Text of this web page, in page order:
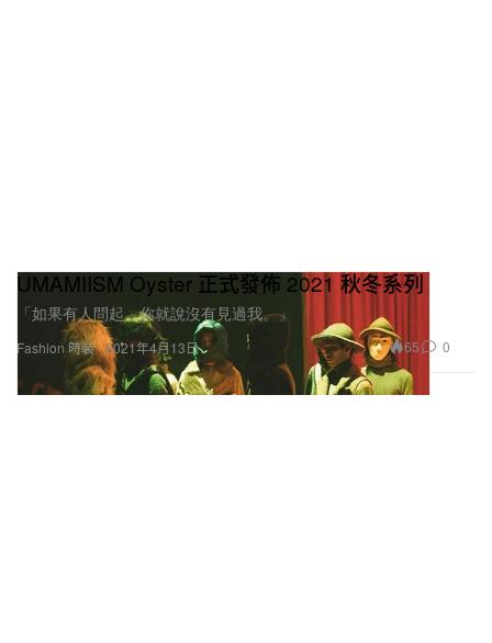
Fashion 時裝
UMAMIISM Oyster 正式發佈 2021 秋冬系列
「如果有人問起，你就說沒有見過我。」
2021年4月13日 65 0